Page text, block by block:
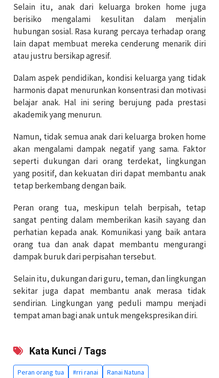
Selain itu, anak dari keluarga broken home juga
berisiko mengalami kesulitan dalam menjalin
hubungan sosial. Rasa kurang percaya terhadap orang
lain dapat membuat mereka cenderung menarik diri
atau justru bersikap agresif.
Dalam aspek pendidikan, kondisi keluarga yang tidak
harmonis dapat menurunkan konsentrasi dan motivasi
belajar anak. Hal ini sering berujung pada prestasi
akademik yang menurun.
Namun, tidak semua anak dari keluarga broken home
akan mengalami dampak negatif yang sama. Faktor
seperti dukungan dari orang terdekat, lingkungan
yang positif, dan kekuatan diri dapat membantu anak
tetap berkembang dengan baik.
Peran orang tua, meskipun telah berpisah, tetap
sangat penting dalam memberikan kasih sayang dan
perhatian kepada anak. Komunikasi yang baik antara
orang tua dan anak dapat membantu mengurangi
dampak buruk dari perpisahan tersebut.
Selain itu, dukungan dari guru, teman, dan lingkungan
sekitar juga dapat membantu anak merasa tidak
sendirian. Lingkungan yang peduli mampu menjadi
tempat aman bagi anak untuk mengekspresikan diri.
Kata Kunci / Tags
Peran orang tua #rri ranai
Ranai Natuna